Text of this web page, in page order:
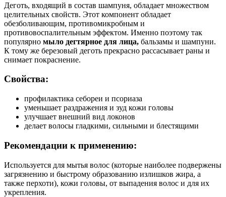
Деготь, входящий в состав шампуня, обладает множеством
целительных свойств. Этот компонент обладает
обезболивающим, противомикробным и
противовоспалительным эффектом. Именно поэтому так
популярно мыло дегтярное для лица, бальзамы и шампуни.
К тому же березовый деготь прекрасно рассасывает раны и
снимает покраснение.
Свойства:
профилактика себореи и псориаза
уменьшает раздражения и зуд кожи головы
улучшает внешний вид локонов
делает волосы гладкими, сильными и блестящими
Рекомендации к применению:
Используется для мытья волос (которые наиболее подвержены
загрязнению и быстрому образованию излишков жира, а
также перхоти), кожи головы, от выпадения волос и для их
укрепления.